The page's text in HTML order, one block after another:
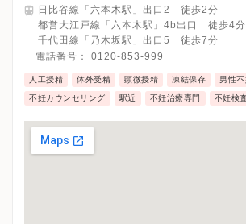
日比谷線「六本木駅」出口2 徒歩2分
都営大江戸線「六本木駅」4b出口 徒歩4分
千代田線「乃木坂駅」出口5 徒歩7分
電話番号： 0120-853-999
人工授精 体外受精 顕微授精 凍結保存 男性
不妊カウンセリング 駅近 不妊治療専門 不妊検